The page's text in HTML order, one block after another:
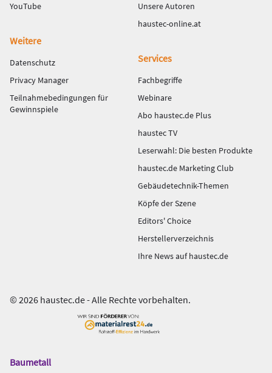
YouTube
Unsere Autoren
haustec-online.at
Weitere
Datenschutz
Privacy Manager
Teilnahmebedingungen für
Gewinnspiele
Services
Fachbegriffe
Webinare
Abo haustec.de Plus
haustec TV
Leserwahl: Die besten Produkte
haustec.de Marketing Club
Gebäudetechnik-Themen
Köpfe der Szene
Editors' Choice
Herstellerverzeichnis
Ihre News auf haustec.de
© 2026 haustec.de - Alle Rechte vorbehalten.
Das
Baumetall